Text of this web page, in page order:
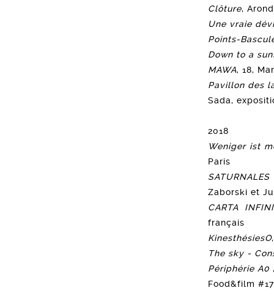
Clôture,
Une vraie
Points-
Down to a
MAWA, 18,
Pavillon des
Sada,
2018
Weniger ist
Paris
Zaborski et
CARTA
français
KinesthésiesO
The sky -
Périphérie A0
Food&film